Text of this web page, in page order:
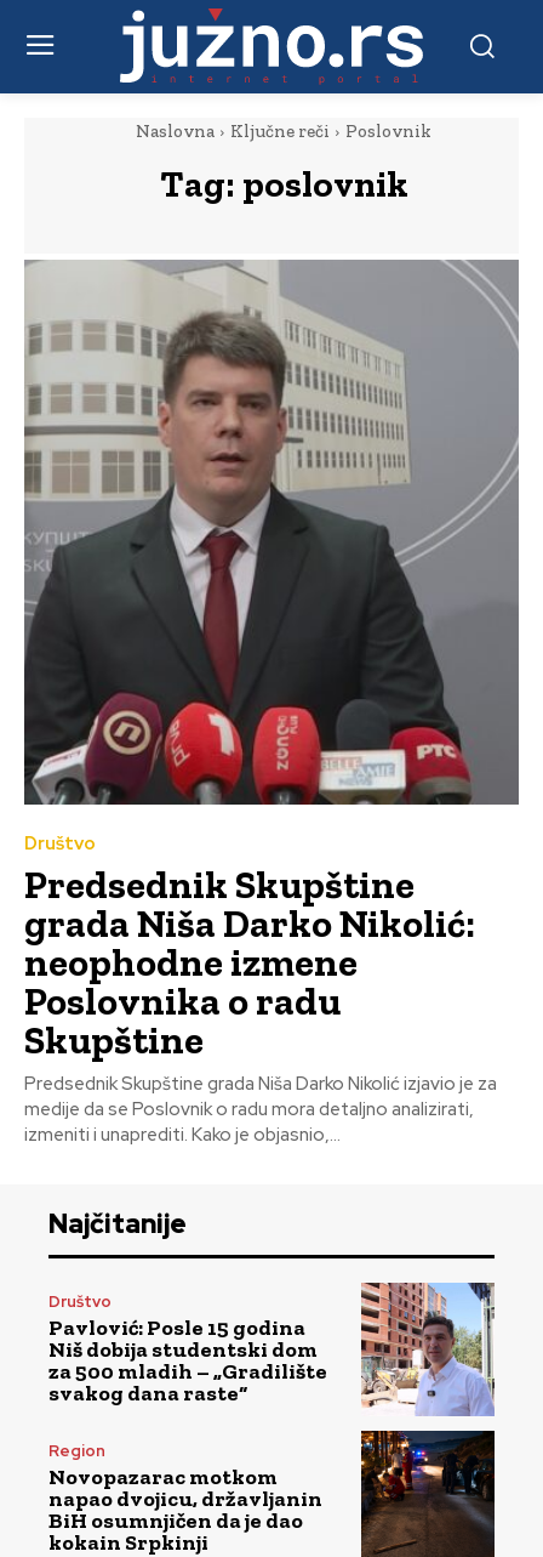
Naslovna Ključne reči Poslovnik
Tag: poslovnik
Društvo
Predsednik Skupštine
grada Niša Darko Nikolić:
neophodne izmene
Poslovnika o radu
Skupštine
Predsednik Skupštine grada Niša Darko Nikolić izjavio je za
medije da se Poslovnik o radu mora detaljno analizirati,
izmeniti i unaprediti. Kako je objasnio,...
Najčitanije
Društvo
Pavlović: Posle 15 godina
Niš dobija studentski dom
za 500 mladih – „Gradilište
svakog dana raste“
Region
Novopazarac motkom
napao dvojicu, državljanin
BiH osumnjičen da je dao
kokain Srpkinji